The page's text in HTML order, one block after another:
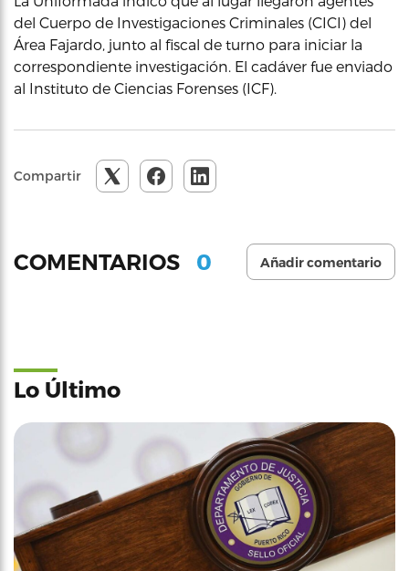
del Cuerpo de Investigaciones Criminales (CICI) del
Área Fajardo, junto al fiscal de turno para iniciar la
correspondiente investigación. El cadáver fue enviado
al Instituto de Ciencias Forenses (ICF).
Compartir
COMENTARIOS 0 Añadir comentario
Lo Último